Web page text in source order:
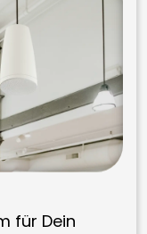
für Dein